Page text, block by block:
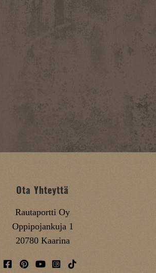
Ota Yhteyttä
Rautaportti Oy
Oppipojankuja 1
20780 Kaarina